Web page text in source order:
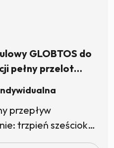
GLOBTOS do
pełny przelot
przepływ
Sterowanie: trzpień sześciokątny